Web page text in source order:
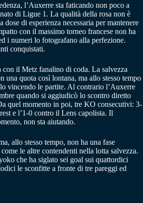
l’Auxerre sta faticando non poco a
di Ligue 1. La qualità della rosa non è
dose di esperienza necessaria per mantenere
con il massimo torneo francese non ha
i numeri lo fotografano alla perfezione.
conquistati.
con il Metz fanalino di coda. La salvezza
una quota così lontana, ma allo stesso tempo
vincendo le partite. Al contrario l’Auxerre
quando si aggiudicò lo scontro diretto
quel momento in poi, tre KO consecutivi: 3-
e l’1-0 contro il Lens capolista. Il
non sta aiutando.
allo stesso tempo, non ha una fase
le altre contendenti nella lotta salvezza.
che ha siglato sei goal sui quattordici
le sconfitte a fronte di tre pareggi ed